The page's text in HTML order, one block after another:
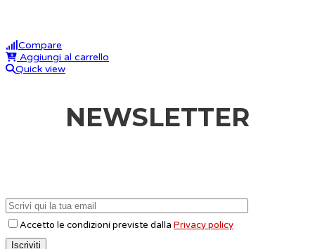
Compare
Aggiungi al carrello
Quick view
NEWSLETTER
Accetto le condizioni previste dalla Privacy policy